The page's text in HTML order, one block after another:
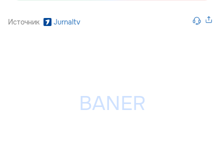
Источник Jurnaltv